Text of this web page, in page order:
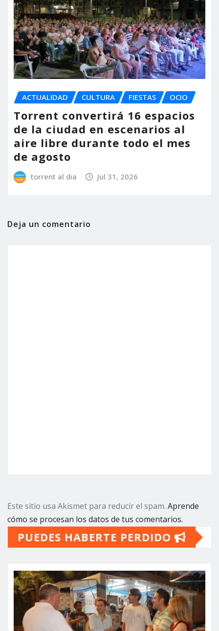
ACTUALIDAD CULTURA FIESTAS OCIO
Torrent convertirá 16 espacios
de la ciudad en escenarios al
aire libre durante todo el mes
de agosto
torrent al dia Jul 31, 2026
Deja un comentario
Este sitio usa Akismet para reducir el spam. Aprende
cómo se procesan los datos de tus comentarios.
PUEDES HABERTE PERDIDO